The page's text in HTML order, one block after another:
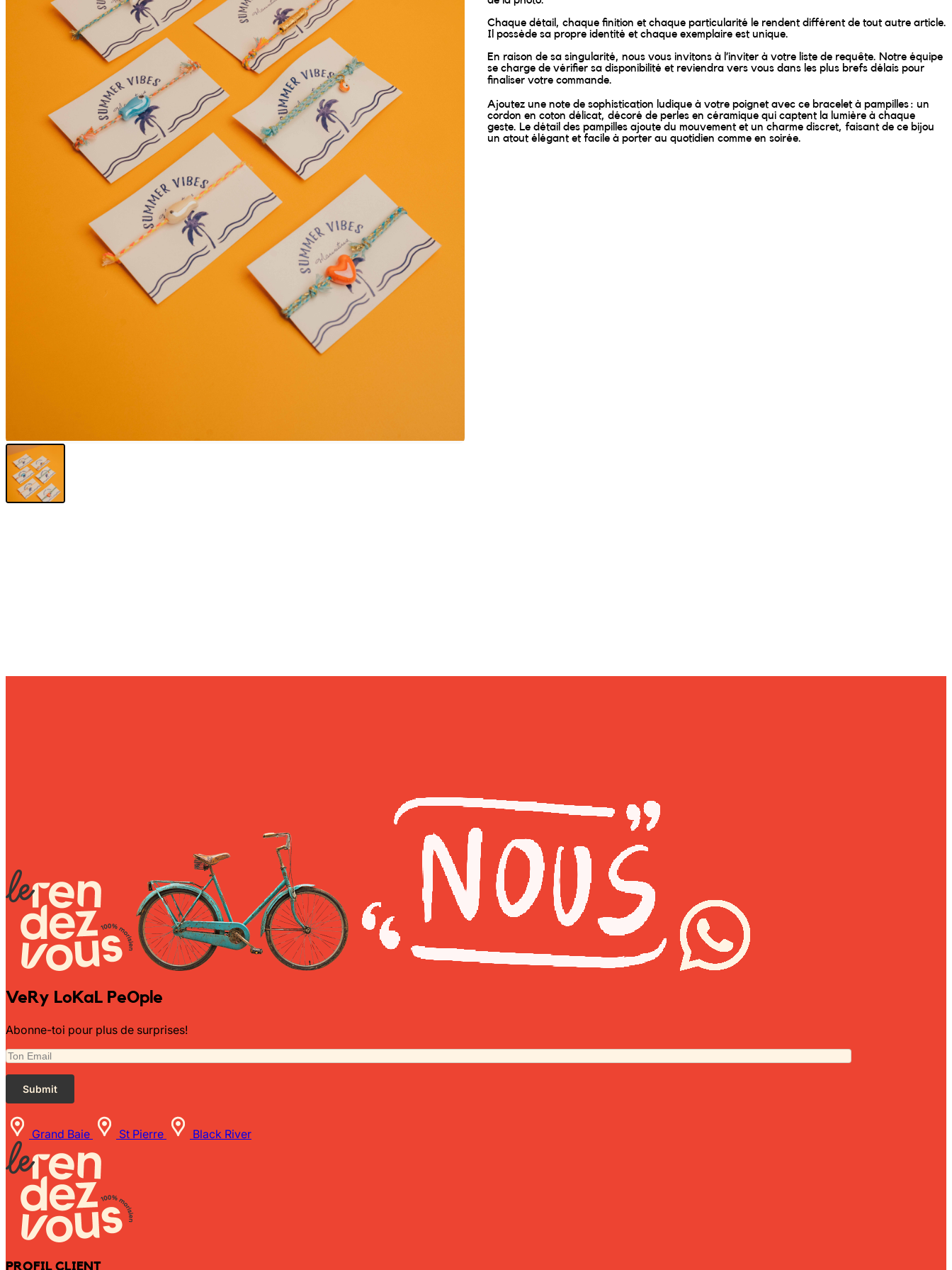
Chaque détail, chaque finition et chaque particularité le rendent différent de tout autre article.
Il possède sa propre identité et chaque exemplaire est unique.
En raison de sa singularité, nous vous invitons à l’inviter à votre liste de requête. Notre équipe
se charge de vérifier sa disponibilité et reviendra vers vous dans les plus brefs délais pour
finaliser votre commande.
Ajoutez une note de sophistication ludique à votre poignet avec ce bracelet à pampilles : un
cordon en coton délicat, décoré de perles en céramique qui captent la lumière à chaque
geste. Le détail des pampilles ajoute du mouvement et un charme discret, faisant de ce bijou
un atout élégant et facile à porter au quotidien comme en soirée.
VeRy LoKaL PeOple
Abonne-toi pour plus de surprises!
Grand Baie St Pierre Black River
PROFIL CLIENT
My Tea Box
NaturaBaie
Oopsie Daisy
Pigment It Pottery
The Little Big People
The Octopus